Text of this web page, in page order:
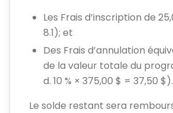
Les Frais d’inscription de
8.1); et
Des Frais d’annulation
de la valeur totale du
d. 10 % × 375,00 $ = 37,50 $).
Le solde restant sera